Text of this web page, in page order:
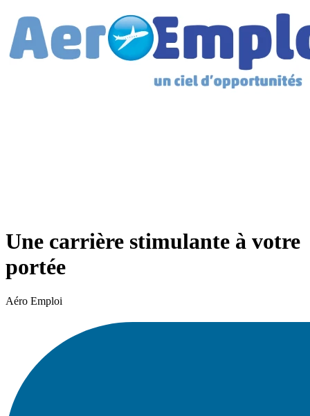
Une carrière stimulante à votre
portée
Aéro Emploi